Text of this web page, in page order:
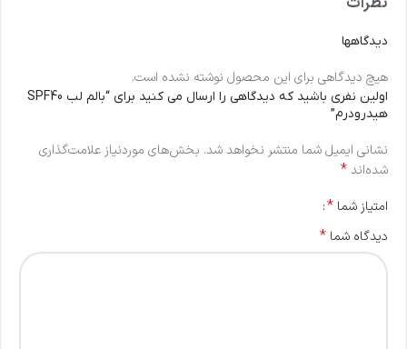
دیدگاهها
هیچ دیدگاهی برای این محصول نوشته نشده است.
اولین نفری باشید که دیدگاهی را ارسال می کنید برای “بالم لب SPF40
هیدرودرم”
نشانی ایمیل شما منتشر نخواهد شد. بخش‌های موردنیاز علامت‌گذاری
شده‌اند*
امتیاز شما *
دیدگاه شما *